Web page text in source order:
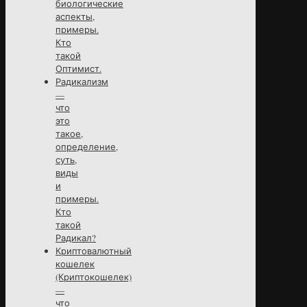
биологические
аспекты,
примеры.
Кто
такой
Оптимист.
Радикализм
—
что
это
такое,
определение,
суть,
виды
и
примеры.
Кто
такой
Радикал?
Криптовалютный
кошелек
(Криптокошелек)
—
что